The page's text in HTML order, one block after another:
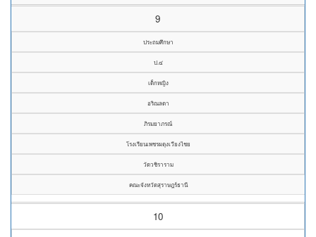
9
ประถมศึกษา
ป.๔
เด็กหญิง
อริณลดา
ภิรมยาภรณ์
โรงเรียนเพชรผดุงเวียงไชย
วัดวชิราราม
คณะจังหวัดสุราษฎร์ธานี
10